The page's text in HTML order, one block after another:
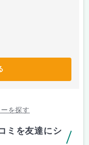
を探す
ミを友達にシ